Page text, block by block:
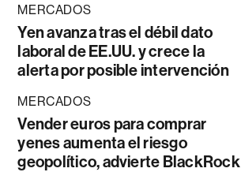
MERCADOS
Yen avanza tras el débil dato
laboral de EE.UU. y crece la
alerta por posible intervención
MERCADOS
Vender euros para comprar
yenes aumenta el riesgo
geopolítico, advierte BlackRock